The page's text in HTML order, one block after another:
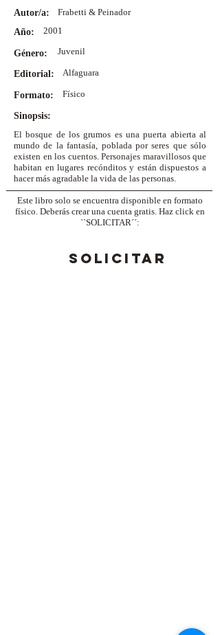
Autor/a:
Frabetti & Peinador
Año:
2001
Género: Juvenil
Alfaguara
Editorial:
Formato: Físico
Sinopsis:
El bosque de los grumos es una puerta abierta al
mundo de la fantasía, poblada por seres que sólo
existen en los cuentos. Personajes maravillosos que
habitan en lugares recónditos y están dispuestos a
hacer más agradable la vida de las personas.
Este libro solo se encuentra disponible en formato
físico. Deberás crear una cuenta gratis. Haz click en
``SOLICITAR´´:
SOLICITAR